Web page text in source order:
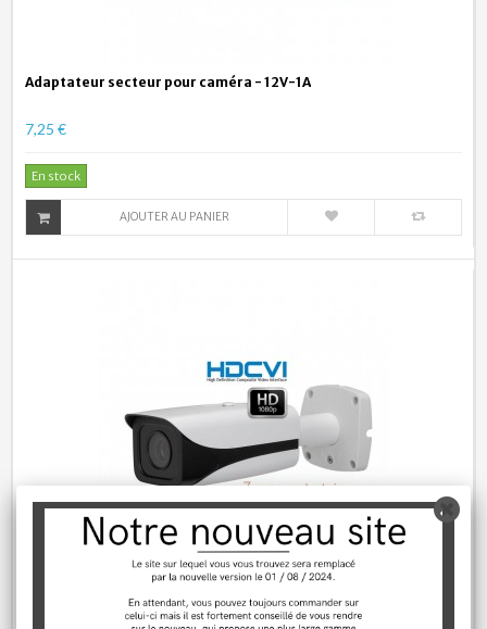
Adaptateur secteur pour caméra - 12V-1A
7,25 €
En stock
AJOUTER AU PANIER
Caméra de surveillance HDCVI, IR 100m,...